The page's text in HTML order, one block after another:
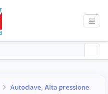
Autoclave, Alta pressione